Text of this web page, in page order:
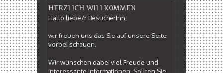
HERZLICH WILLKOMMEN
Hallo liebe/r BesucherInn,
wir freuen uns das Sie auf unsere Seite
vorbei schauen.
Wir wünschen dabei viel Freude und
interessante Informationen. Sollten Sie